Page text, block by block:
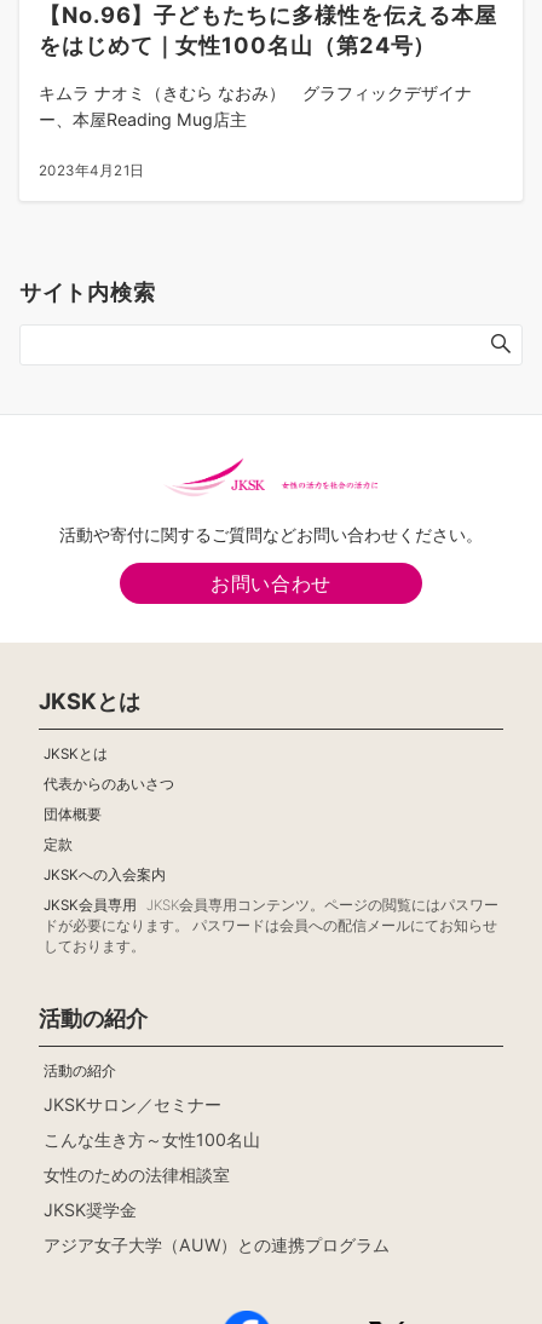
【No.96】子どもたちに多様性を伝える本屋
をはじめて｜女性100名山（第24号）
キムラ ナオミ（きむら なおみ） グラフィックデザイナ
ー、本屋Reading Mug店主
2023年4月21日
サイト内検索
活動や寄付に関するご質問などお問い合わせください。
お問い合わせ
JKSKとは
JKSKとは
代表からのあいさつ
団体概要
定款
JKSKへの入会案内
JKSK会員専用
JKSK会員専用コンテンツ。ページの閲覧にはパスワー
ドが必要になります。 パスワードは会員への配信メールにてお知らせ
しております。
活動の紹介
活動の紹介
JKSKサロン／セミナー
こんな生き方～女性100名山
女性のための法律相談室
JKSK奨学金
アジア女子大学（AUW）との連携プログラム